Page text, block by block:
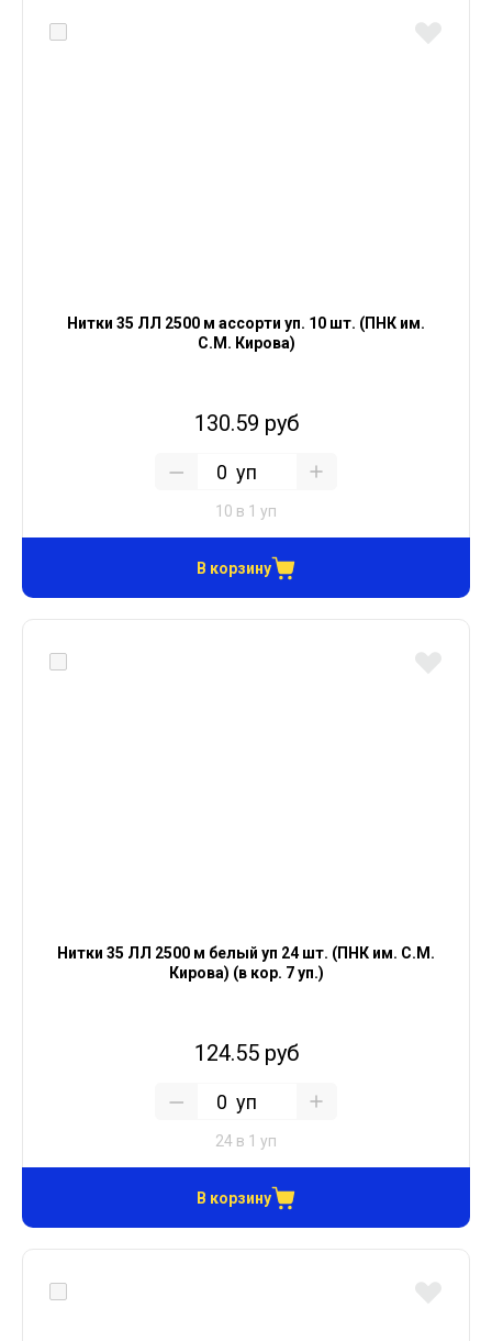
Нитки 35 ЛЛ 2500 м ассорти уп. 10 шт. (ПНК им.
С.М. Кирова)
130.59 руб
уп
10 в 1 уп
В корзину
Нитки 35 ЛЛ 2500 м белый уп 24 шт. (ПНК им. С.М.
Кирова) (в кор. 7 уп.)
124.55 руб
уп
24 в 1 уп
В корзину